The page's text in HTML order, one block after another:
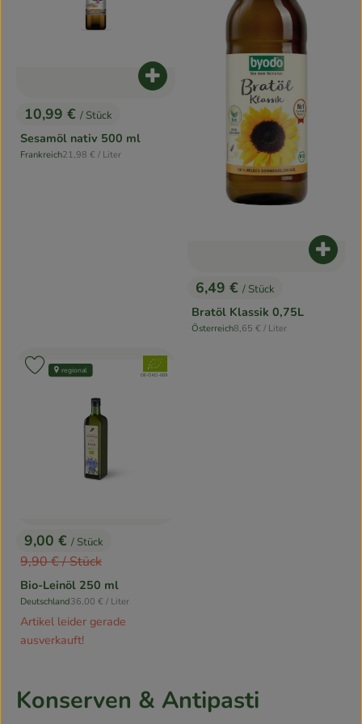
, Preis:
10,99 € / Stück
Sesamöl nativ 500 ml
, Herkunft:
Frankreich, Referenzpreis:
21,98 € / Liter
Produkt zum Warenkorb hinzufügen
, Preis:
6,49 € / Stück
Bratöl Klassik 0,75L
, Herkunft:
Österreich, Referenzpreis:
8,65 € / Liter
, Preis:
9,00 € / Stück
, Alter Preis:
9,90 €/ Stück
Bio-Leinöl 250 ml
, Herkunft:
Deutschland, Referenzpreis:
36,00 € / Liter
Artikel leider gerade
ausverkauft!
, Verband:
, Kontrollstelle:
DE-ÖKO-009
regional
Produkt zu Favouriten hinzufügen
Konserven & Antipasti